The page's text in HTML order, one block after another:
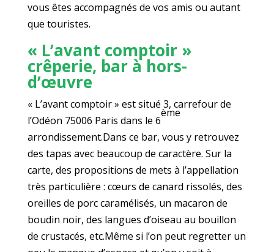
vous êtes accompagnés de vos amis ou autant
que touristes.
« L’avant comptoir »
crêperie, bar à hors-
d’œuvre
« L’avant comptoir » est situé 3, carrefour de
l’Odéon 75006 Paris dans le 6
ème
arrondissement.Dans ce bar, vous y retrouvez
des tapas avec beaucoup de caractère. Sur la
carte, des propositions de mets à l’appellation
très particulière : cœurs de canard rissolés, des
oreilles de porc caramélisés, un macaron de
boudin noir, des langues d’oiseau au bouillon
de crustacés, etc.Même si l’on peut regretter un